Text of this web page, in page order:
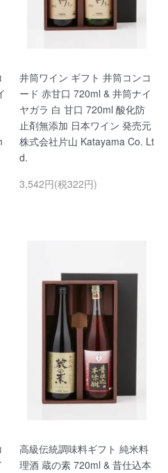
井筒ワイン ギフト 井筒コンコ
ード 赤甘口 720ml & 井筒ナイ
ヤガラ 白 甘口 720ml 酸化防
止剤無添加 日本ワイン 発売元
株式会社片山 Katayama Co. Lt
d.
3,542円(税322円)
高級伝統調味料ギフト 純米料
理酒 蔵の素 720ml & 昔仕込本